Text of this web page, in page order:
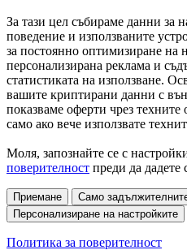
За тази цел събираме данни за
поведение и използваните
за постоянно оптимизиране на
персонализирана реклама и
статистиката на използване.
вашите криптирани данни с
показваме оферти чрез
само ако вече използвате
Моля, запознайте се с
поверителност преди да дадете
Приемане
Само
Персонализиране на настройките
Политика за поверителност